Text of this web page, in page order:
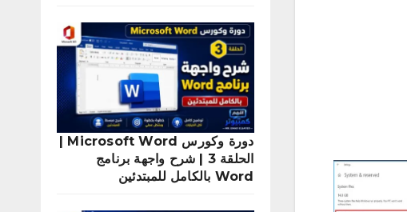
الحلقة 3 | شرح واجهة برنامج
Word بالكامل للمبتدئين